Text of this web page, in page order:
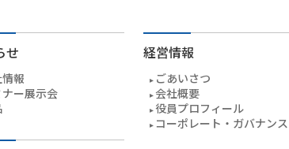
せ
報
ー展示会
経営情報
ごあいさつ
会社概要
役員プロフィール
コーポレート・ガバナンス